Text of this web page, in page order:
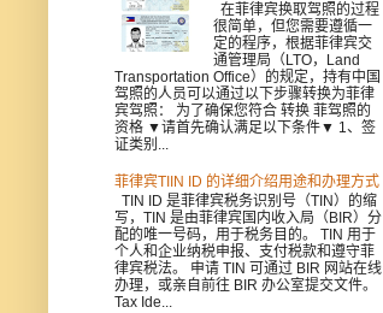
在菲律宾换取驾照的过程
很简单，但您需要遵循一
定的程序，根据菲律宾交
通管理局（LTO，Land
Transportation Office）的规定，持有中国
驾照的人员可以通过以下步骤转换为菲律
宾驾照： 为了确保您符合 转换 菲驾照的
资格 ▼请首先确认满足以下条件▼ 1、签
证类别...
菲律宾TIIN ID 的详细介绍用途和办理方式
TIN ID 是菲律宾税务识别号（TIN）的缩
写，TIN 是由菲律宾国内收入局（BIR）分
配的唯一号码，用于税务目的。 TIN 用于
个人和企业纳税申报、支付税款和遵守菲
律宾税法。 申请 TIN 可通过 BIR 网站在线
办理，或亲自前往 BIR 办公室提交文件。
Tax Ide...